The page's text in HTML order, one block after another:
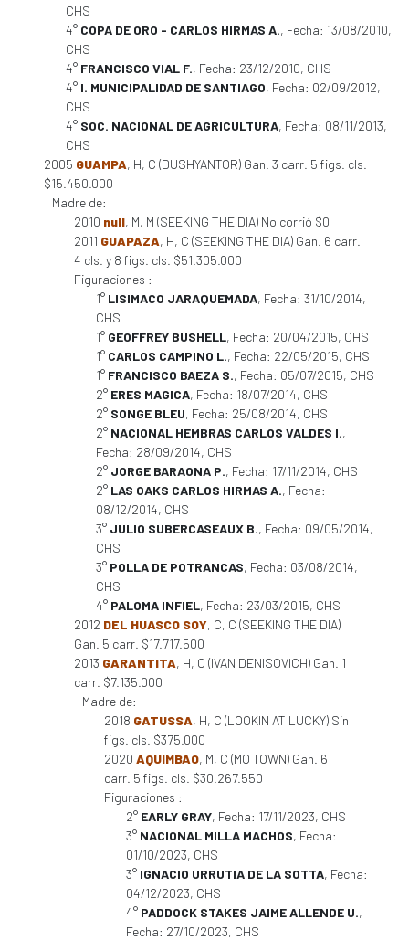
CHS
4° COPA DE ORO - CARLOS HIRMAS A., Fecha: 13/08/2010,
CHS
4° FRANCISCO VIAL F., Fecha: 23/12/2010, CHS
4° I. MUNICIPALIDAD DE SANTIAGO, Fecha: 02/09/2012,
CHS
4° SOC. NACIONAL DE AGRICULTURA, Fecha: 08/11/2013,
CHS
2005 GUAMPA, H, C (DUSHYANTOR) Gan. 3 carr. 5 figs. cls.
$15.450.000
Madre de:
2010 null, M, M (SEEKING THE DIA) No corrió $0
2011 GUAPAZA, H, C (SEEKING THE DIA) Gan. 6 carr.
4 cls. y 8 figs. cls. $51.305.000
Figuraciones :
1° LISIMACO JARAQUEMADA, Fecha: 31/10/2014,
CHS
1° GEOFFREY BUSHELL, Fecha: 20/04/2015, CHS
1° CARLOS CAMPINO L., Fecha: 22/05/2015, CHS
1° FRANCISCO BAEZA S., Fecha: 05/07/2015, CHS
2° ERES MAGICA, Fecha: 18/07/2014, CHS
2° SONGE BLEU, Fecha: 25/08/2014, CHS
2° NACIONAL HEMBRAS CARLOS VALDES I.,
Fecha: 28/09/2014, CHS
2° JORGE BARAONA P., Fecha: 17/11/2014, CHS
2° LAS OAKS CARLOS HIRMAS A., Fecha:
08/12/2014, CHS
3° JULIO SUBERCASEAUX B., Fecha: 09/05/2014,
CHS
3° POLLA DE POTRANCAS, Fecha: 03/08/2014,
CHS
4° PALOMA INFIEL, Fecha: 23/03/2015, CHS
2012 DEL HUASCO SOY, C, C (SEEKING THE DIA)
Gan. 5 carr. $17.717.500
2013 GARANTITA, H, C (IVAN DENISOVICH) Gan. 1
carr. $7.135.000
Madre de:
2018 GATUSSA, H, C (LOOKIN AT LUCKY) Sin
figs. cls. $375.000
2020 AQUIMBAO, M, C (MO TOWN) Gan. 6
carr. 5 figs. cls. $30.267.550
Figuraciones :
2° EARLY GRAY, Fecha: 17/11/2023, CHS
3° NACIONAL MILLA MACHOS, Fecha:
01/10/2023, CHS
3° IGNACIO URRUTIA DE LA SOTTA, Fecha:
04/12/2023, CHS
4° PADDOCK STAKES JAIME ALLENDE U.,
Fecha: 27/10/2023, CHS